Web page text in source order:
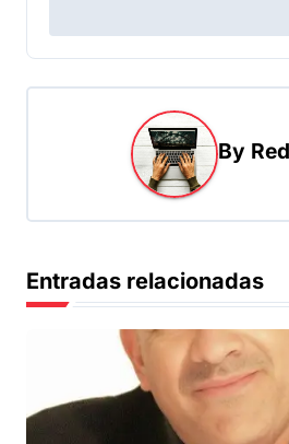
e
g
d
e
By
Entradas relacionadas